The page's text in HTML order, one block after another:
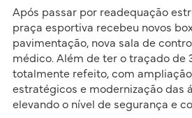
Após passar por readequação
praça esportiva recebeu novos
pavimentação, nova sala de
médico. Além de ter o traçado de
totalmente refeito, com
estratégicos e modernização das
elevando o nível de segurança e